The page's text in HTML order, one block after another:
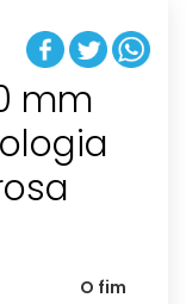
mm
O fim